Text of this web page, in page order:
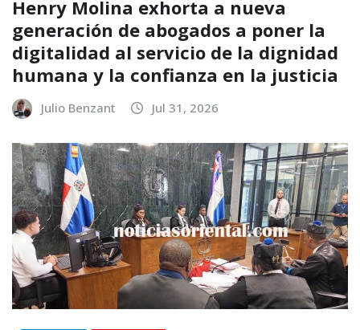
Henry Molina exhorta a nueva
generación de abogados a poner la
digitalidad al servicio de la dignidad
humana y la confianza en la justicia
Julio Benzant Jul 31, 2026